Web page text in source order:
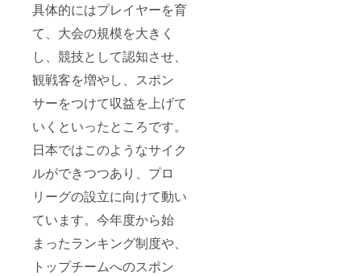
具体的にはプレイヤーを育
て、大会の規模を大きく
し、競技として認知させ、
観戦客を増やし、スポン
サーをつけて収益を上げて
いくといったところです。
日本ではこのようなサイク
ルができつつあり、プロ
リーグの設立に向けて動い
ています。今年度から始
まったランキング制度や、
トップチームへのスポン